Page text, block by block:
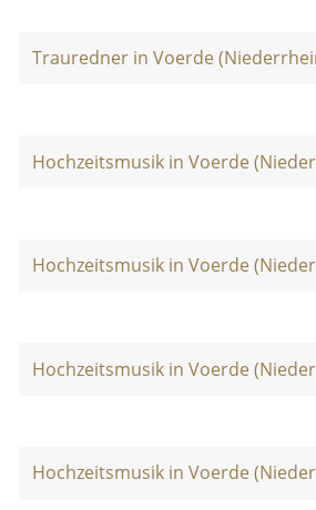
Trauredner in Voerde
Hochzeitsmusik in Voerde
Hochzeitsmusik in Voerde
Hochzeitsmusik in Voerde
Hochzeitsmusik in Voerde